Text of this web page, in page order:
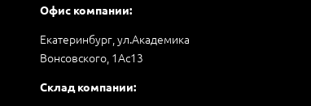
Офис компании:
Екатеринбург, ул.Академика
Вонсовского, 1Аc13
Склад компании: